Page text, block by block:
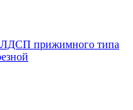
ЛДСП прижимного типа